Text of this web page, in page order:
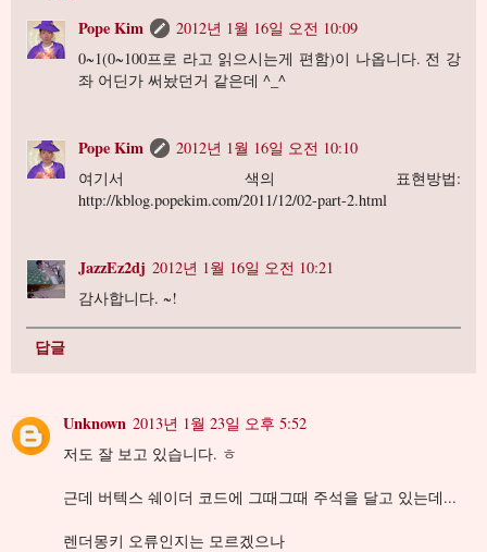
Pope Kim
2012년 1월 16일 오전 10:09
0~1(0~100프로 라고 읽으시는게 편함)이 나옵니다. 전 강
좌 어딘가 써놨던거 같은데 ^_^
Pope Kim
2012년 1월 16일 오전 10:10
여기서 색의 표현방법:
http://kblog.popekim.com/2011/12/02-part-2.html
JazzEz2dj 2012년 1월 16일 오전 10:21
감사합니다. ~!
답글
Unknown 2013년 1월 23일 오후 5:52
저도 잘 보고 있습니다. ㅎ
근데 버텍스 쉐이더 코드에 그때그때 주석을 달고 있는데...
렌더몽키 오류인지는 모르겠으나